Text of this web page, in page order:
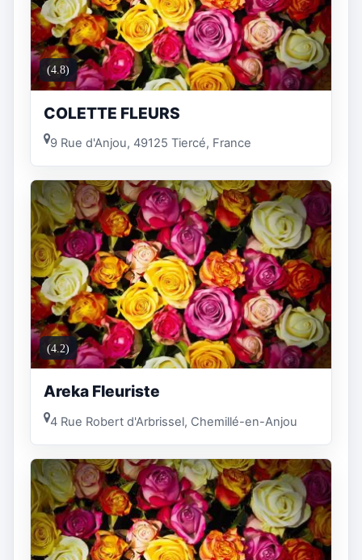
(4.8)
COLETTE FLEURS
9 Rue d'Anjou, 49125 Tiercé, France
(4.2)
Areka Fleuriste
4 Rue Robert d'Arbrissel, Chemillé-en-Anjou